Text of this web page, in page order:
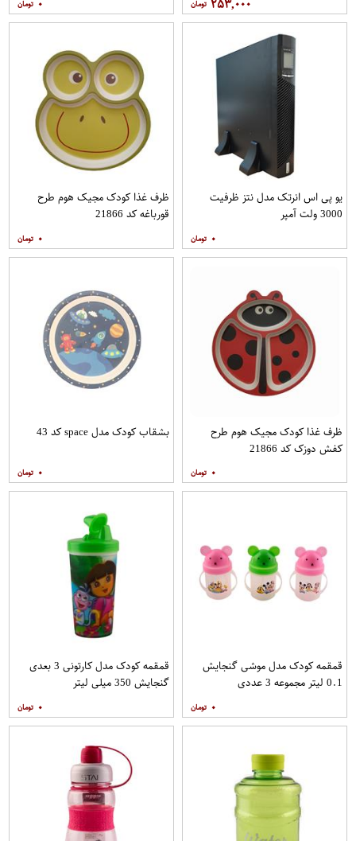
یو پی اس انرتک مدل نتز ظرفیت
3000 ولت آمپر
۰
ظرف غذا کودک مجیک هوم طرح
قورباغه کد 21866
۰
ظرف غذا کودک مجیک هوم طرح
کفش دوزک کد 21866
۰
بشقاب کودک مدل space کد 43
۰
قمقمه کودک مدل موشی گنجایش
0.1 لیتر مجموعه 3 عددی
۰
قمقمه کودک مدل کارتونی 3 بعدی
گنجایش 350 میلی لیتر
۰